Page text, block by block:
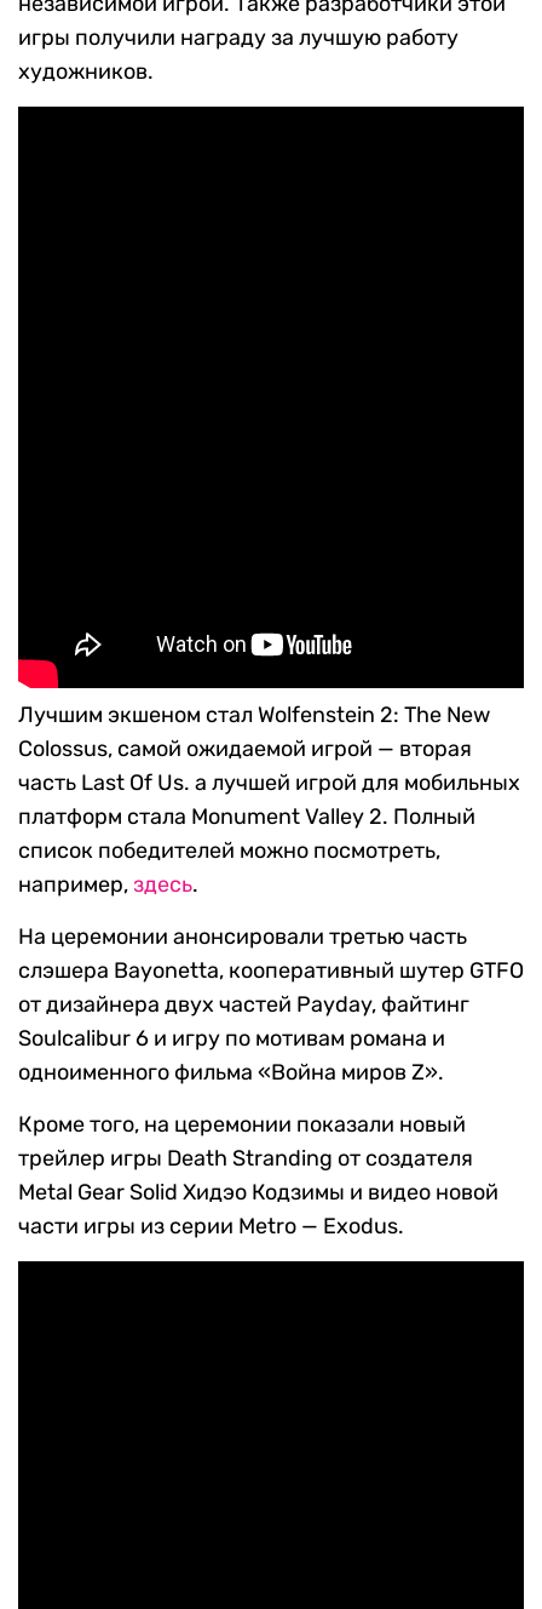
игры получили награду за лучшую работу
художников.
Лучшим экшеном стал Wolfenstein 2: The New
Colossus, самой ожидаемой игрой — вторая
часть Last Of Us. а лучшей игрой для мобильных
платформ стала Monument Valley 2. Полный
список победителей можно посмотреть,
например,здесь.
На церемонии анонсировали третью часть
слэшера Bayonetta, кооперативный шутер GTFO
от дизайнера двух частей Payday, файтинг
Soulcalibur 6 и игру по мотивам романа и
одноименного фильма «Война миров Z».
Кроме того, на церемонии показали новый
трейлер игры Death Stranding от создателя
Metal Gear Solid Хидэо Кодзимы и видео новой
части игры из серии Metro — Exodus.